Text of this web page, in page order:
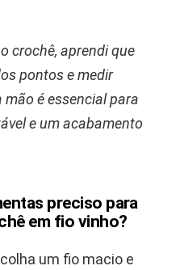
crochê, aprendi que
pontos e medir
é essencial para
e um acabamento
preciso para
em fio vinho?
um fio macio e